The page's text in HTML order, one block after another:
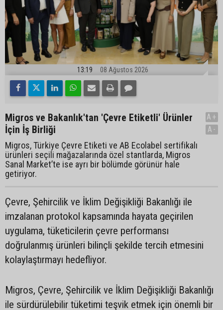
13:19 08 Ağustos 2026
Migros ve Bakanlık'tan 'Çevre Etiketli' Ürünler
İçin İş Birliği
Migros, Türkiye Çevre Etiketi ve AB Ecolabel sertifikalı
ürünleri seçili mağazalarında özel stantlarda, Migros
Sanal Market’te ise ayrı bir bölümde görünür hale
getiriyor.
A+
A-
Çevre, Şehircilik ve İklim Değişikliği Bakanlığı ile
imzalanan protokol kapsamında hayata geçirilen
uygulama, tüketicilerin çevre performansı
doğrulanmış ürünleri bilinçli şekilde tercih etmesini
kolaylaştırmayı hedefliyor.
Migros, Çevre, Şehircilik ve İklim Değişikliği Bakanlığı
ile sürdürülebilir tüketimi teşvik etmek için önemli bir